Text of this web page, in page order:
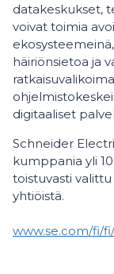
datakeskukset,
voivat toimia
häiriönsietoa ja
digitaaliset
Schneider
kumppania yli
toistuvasti
yhtiöistä.
www.se.com/fi/fi/